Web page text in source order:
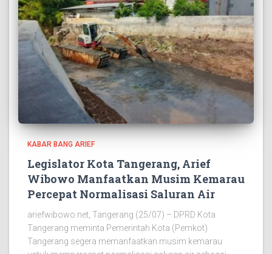
KABAR BANG ARIEF
Legislator Kota Tangerang, Arief
Wibowo Manfaatkan Musim Kemarau
Percepat Normalisasi Saluran Air
ariefwibowo.net, Tangerang (25/07) – DPRD Kota
Tangerang meminta Pemerintah Kota (Pemkot)
Tangerang segera memanfaatkan musim kemarau